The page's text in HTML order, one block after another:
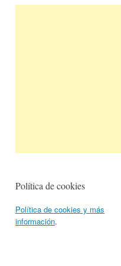
Política de cookies
Política de cookies y más
información.